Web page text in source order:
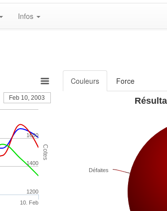
Infos
Feb 10, 2003
Cotes
10. Feb
1400
1600
1200
Couleurs
Force
Défaites